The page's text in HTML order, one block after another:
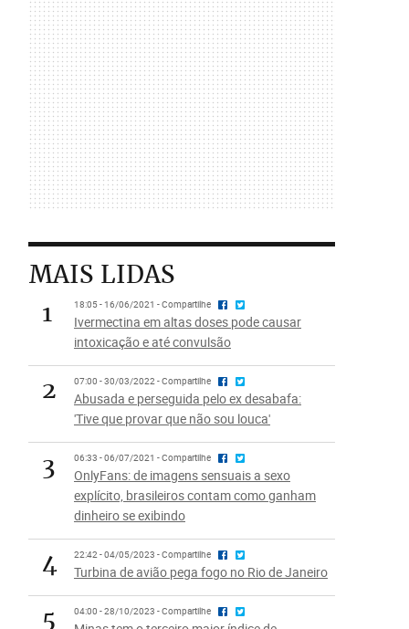
MAIS LIDAS
1
18:05 - 16/06/2021 - Compartilhe
Ivermectina em altas doses pode causar
intoxicação e até convulsão
2 07:00 - 30/03/2022 - Compartilhe
Abusada e perseguida pelo ex desabafa:
'Tive que provar que não sou louca'
3 06:33 - 06/07/2021 - Compartilhe
OnlyFans: de imagens sensuais a sexo
explícito, brasileiros contam como ganham
dinheiro se exibindo
4 22:42 - 04/05/2023 - Compartilhe
Turbina de avião pega fogo no Rio de Janeiro
5 04:00 - 28/10/2023 - Compartilhe